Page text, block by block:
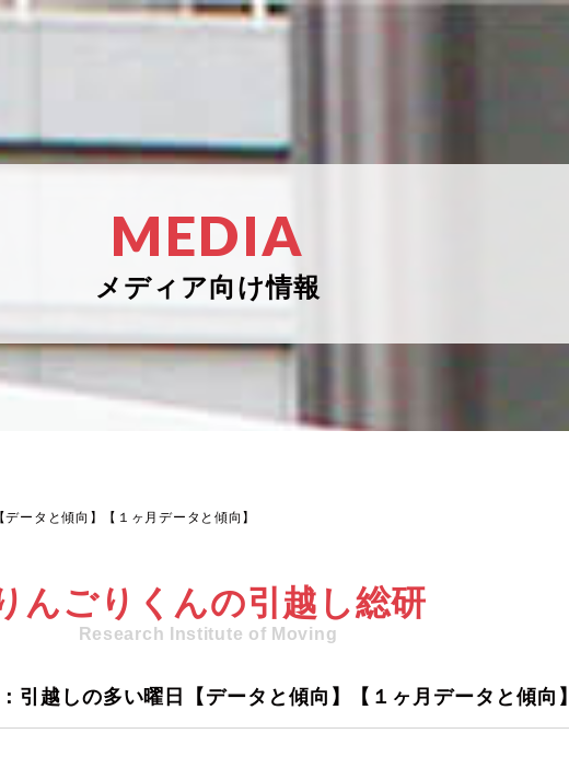
MEDIA
メディア向け情報
ータと傾向】【１ヶ月データと傾向】
んごりくんの引越し総研
Research Institute of Moving
引越しの多い曜日【データと傾向】【１ヶ月データと傾向】